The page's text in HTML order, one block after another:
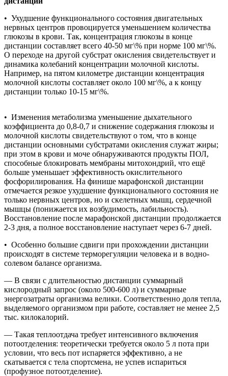
• Ухудшение функционального состояния двигательных
нервных центров провоцируется уменьшением количества
глюкозы в крови. Так, концентрация глюкозы в конце
дистанции составляет всего 40-50 мг\% при норме 100 мг\%.
О переходе на другой субстрат окисления свидетельствует и
динамика колебаний концентрации молочной кислоты.
Например, на пятом километре дистанции концентрация
молочной кислоты составляет около 100 мг\%, а к концу
дистанции только 10-15 мг\%.
• Изменения метаболизма уменьшение дыхательного
коэффициента до 0,8-0,7 и снижение содержания глюкозы и
молочной кислоты свидетельствуют о том, что в конце
дистанции основными субстратами окисления служат жиры;
при этом в крови и моче обнаруживаются продукты ПОЛ,
способные блокировать мембраны митохондрий, что ещё
больше уменьшает эффективность окислительного
фосфорилирования. На финише марафонской дистанции
отмечается резкое ухудшение функционального состояния не
только нервных центров, но и скелетных мышц, сердечной
мышцы (понижается их возбудимость, лабильность).
Восстановление после марафонской дистанции продолжается
2-3 дня, а полное восстановление наступает через 6-7 дней.
• Особенно большие сдвиги при прохождении дистанции
происходят в системе терморегуляции человека и в водно-
солевом балансе организма.
— В связи с длительностью дистанции суммарный
кислородный запрос (около 500-600 л) и суммарные
энергозатраты организма велики. Соответственно доля тепла,
выделяемого организмом при работе, составляет не менее 2,5
тыс. килокалорий.
— Такая теплоотдача требует интенсивного включения
потоотделения: теоретически требуется около 5 л пота при
условии, что весь пот испаряется эффективно, а не
скатывается с тела спортсмена, не успев испариться
(профузное потоотделение).